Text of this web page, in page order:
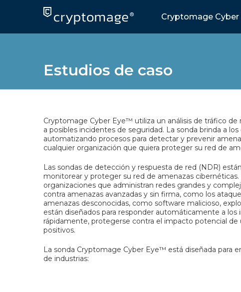
Cryptomage Cyber
Estudios de caso
Cryptomage Cyber Eye™ utiliza un análisis de tráfico
a posibles incidentes de seguridad. La sonda brinda a
automatizando procesos para detectar y prevenir
cualquier organización que quiera proteger su red de
Las sondas de detección y respuesta de red (NDR)
monitorear y proteger su red de amenazas
organizaciones que administran redes grandes y
contra amenazas avanzadas y sin firma, como los
amenazas desconocidas, como software malicioso,
están diseñados para responder automáticamente a
rápidamente, protegerse contra el impacto potencial
positivos.
La sonda Cryptomage Cyber Eye™ está diseñada para
de industrias: